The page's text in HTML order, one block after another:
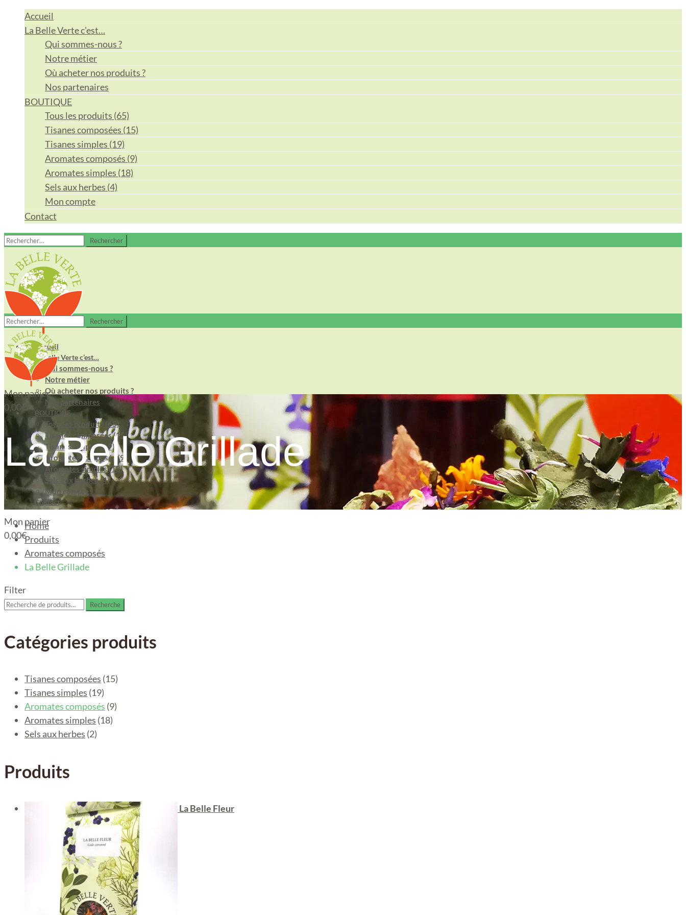
Accueil
La Belle Verte c’est…
Qui sommes-nous ?
Notre métier
Où acheter nos produits ?
Nos partenaires
BOUTIQUE
Tous les produits (65)
Tisanes composées (15)
Tisanes simples (19)
Aromates composés (9)
Aromates simples (18)
Sels aux herbes (4)
Mon compte
Contact
Rechercher :
Accueil
La Belle Verte c’est…
Qui sommes-nous ?
Notre métier
Où acheter nos produits ?
Nos partenaires
BOUTIQUE
Tous les produits (65)
Tisanes composées (15)
Tisanes simples (19)
Aromates composés (9)
Aromates simples (18)
Sels aux herbes (4)
Mon compte
Contact
Mon panier
0,00€
Rechercher :
Mon panier
0,00€
La Belle Grillade
Home
Produits
Aromates composés
La Belle Grillade
Filter
Recherche
Recherche
Catégories produits
Tisanes composées (15)
Tisanes simples (19)
Aromates composés (9)
Aromates simples (18)
Sels aux herbes (2)
Produits
La Belle Fleur